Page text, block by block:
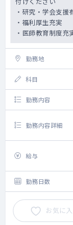
・研究・学会支援
・福利厚生充実
・医師教育制度充
勤務地
科目
勤務内容
勤務内容詳細
給与
勤務日数
お気に入